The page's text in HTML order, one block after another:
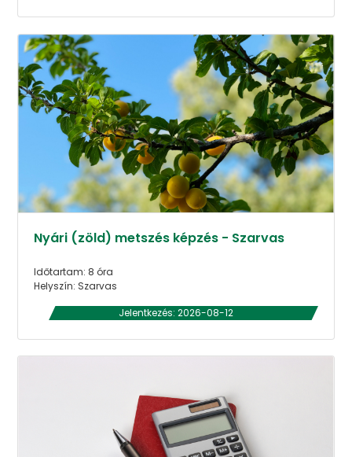
Nyári (zöld) metszés képzés - Szarvas
Időtartam: 8 óra
Helyszín: Szarvas
Jelentkezés: 2026-08-12